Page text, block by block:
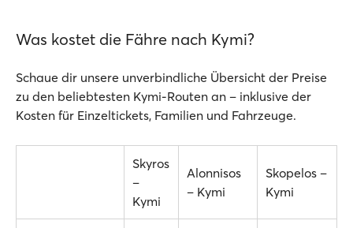
Was kostet die Fähre nach Kymi?
Schaue dir unsere unverbindliche Übersicht der Preise
zu den beliebtesten Kymi-Routen an – inklusive der
Kosten für Einzeltickets, Familien und Fahrzeuge.
Skyros
–
Kymi
Alonnisos
– Kymi
Skopelos –
Kymi